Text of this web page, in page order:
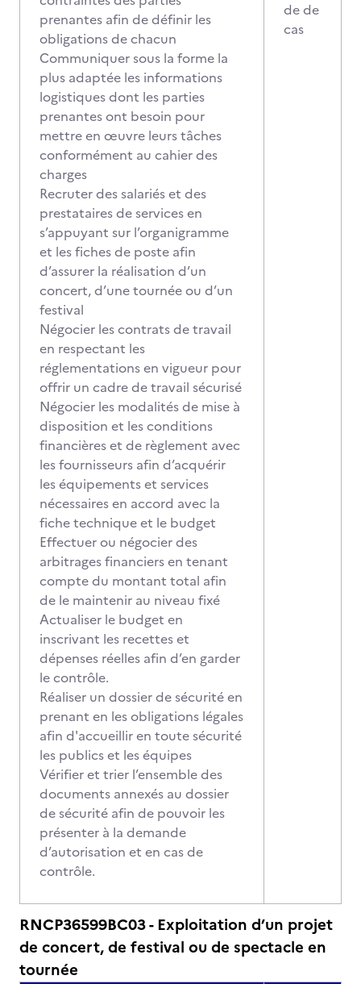
prenantes afin de définir les
obligations de chacun
Communiquer sous la forme la
plus adaptée les informations
logistiques dont les parties
prenantes ont besoin pour
mettre en œuvre leurs tâches
conformément au cahier des
charges
Recruter des salariés et des
prestataires de services en
s’appuyant sur l’organigramme
et les fiches de poste afin
d’assurer la réalisation d’un
concert, d’une tournée ou d’un
festival
Négocier les contrats de travail
en respectant les
réglementations en vigueur pour
offrir un cadre de travail sécurisé
Négocier les modalités de mise à
disposition et les conditions
financières et de règlement avec
les fournisseurs afin d’acquérir
les équipements et services
nécessaires en accord avec la
fiche technique et le budget
Effectuer ou négocier des
arbitrages financiers en tenant
compte du montant total afin
de le maintenir au niveau fixé
Actualiser le budget en
inscrivant les recettes et
dépenses réelles afin d’en garder
le contrôle.
Réaliser un dossier de sécurité en
prenant en les obligations légales
afin d'accueillir en toute sécurité
les publics et les équipes
Vérifier et trier l’ensemble des
documents annexés au dossier
de sécurité afin de pouvoir les
présenter à la demande
d’autorisation et en cas de
contrôle.
de de
cas
RNCP36599BC03 - Exploitation d’un projet
de concert, de festival ou de spectacle en
tournée